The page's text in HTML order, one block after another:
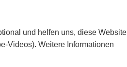
und helfen uns, diese Website
Videos). Weitere Informationen